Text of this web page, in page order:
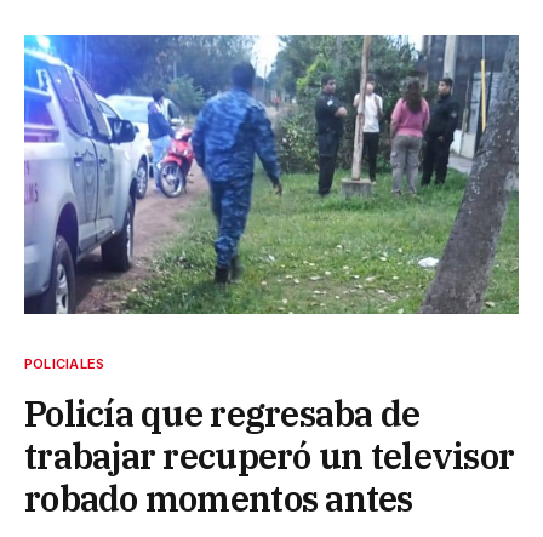
POLICIALES
Policía que regresaba de
trabajar recuperó un televisor
robado momentos antes